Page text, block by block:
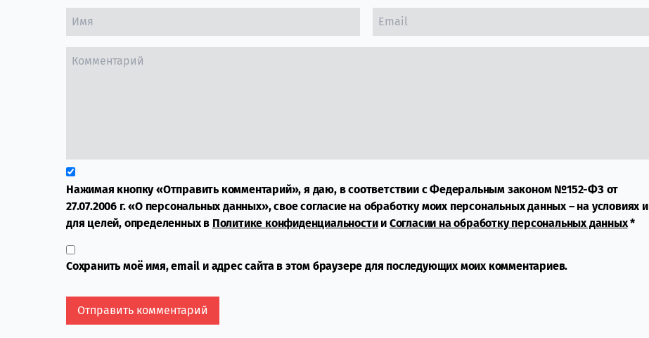
Нажимая кнопку «Отправить комментарий», я даю, в соответствии с Федеральным законом №152-ФЗ от
27.07.2006 г. «О персональных данных», свое согласие на обработку моих персональных данных – на условиях и
для целей, определенных в Политике конфиденциальностии Согласии на обработку персональных данных*
Сохранить моё имя, email и адрес сайта в этом браузере для последующих моих комментариев.